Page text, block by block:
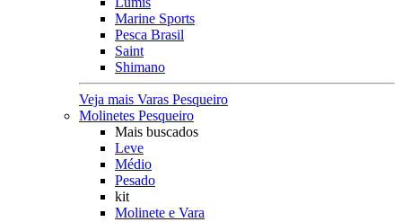
Marine Sports
Pesca Brasil
Saint
Shimano
Veja mais Varas Pesqueiro
Molinetes Pesqueiro
Mais buscados
Leve
Médio
Pesado
kit
Molinete e Vara